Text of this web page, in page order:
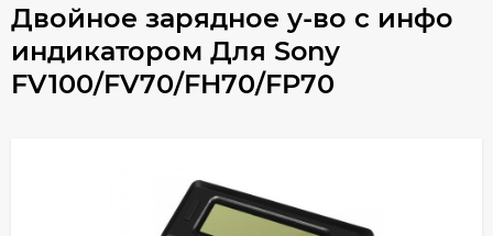
Двойное зарядное у-во с инфо
индикатором Для Sony
FV100/FV70/FH70/FP70